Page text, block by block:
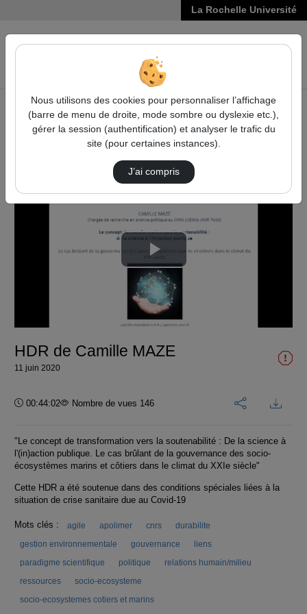
La Rochelle Université
VIDÉOS
Accueil
Droit, Économie, Gestion
Soutenances de HDR en DROIT, ÉCONOMIE, GESTION
Hdr De Camille Maze
Lire
la
vidéo
HDR de Camille MAZE
11 juin 2020
Durée :
00:44:02 Nombre de vues 146
"Le concept de transformation vers la soutenabilité : De la science à
l'(in)action publique. Le cas brûlant de la gouvernance des socio-
écosystèmes marins et côtiers dans le climat du XXIe siècle"
Cette HDR a été soutenue dans des conditions spéciales liées à la
situation de crise sanitaire due au Covid-19
Mots clés : agile apolimer cnrs
durabilite
gestion environnementale
gouvernance
liens
paradigme scientifique
politique
relations humain/milieu
ressources
socio-ecosysteme
socio-ecosystemes cotiers et marins
Nous utilisons des cookies pour personnaliser l’affichage
(barre de menu de droite, mode sombre ou dyslexie etc.),
gérer la session (authentification) et analyser le trafic du
site (pour certaines instances).
J’ai compris